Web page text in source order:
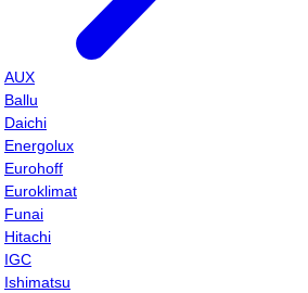
AUX
Ballu
Daichi
Energolux
Eurohoff
Euroklimat
Funai
Hitachi
IGC
Ishimatsu